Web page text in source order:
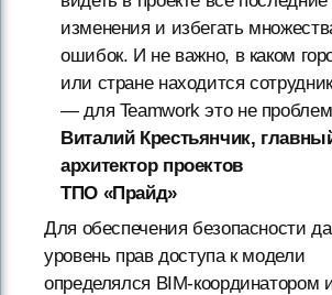
изменения и избегать
ошибок. И не важно, в каком
или стране находится
— для Teamwork это не
Виталий Крестьянчик,
архитектор проектов
ТПО «Прайд»
Для обеспечения безопасности
уровень прав доступа к модели
определялся BIM-координатором